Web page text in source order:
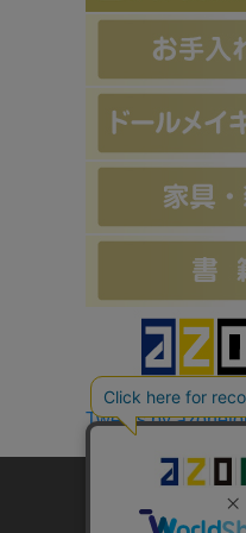
Tweets by